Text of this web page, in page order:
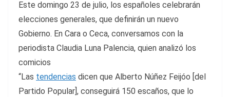
Este domingo 23 de julio, los españoles celebrarán
elecciones generales, que definirán un nuevo
Gobierno. En Cara o Ceca, conversamos con la
periodista Claudia Luna Palencia, quien analizó los
comicios
“Las tendencias dicen que Alberto Núñez Feijóo [del
Partido Popular], conseguirá 150 escaños, que lo